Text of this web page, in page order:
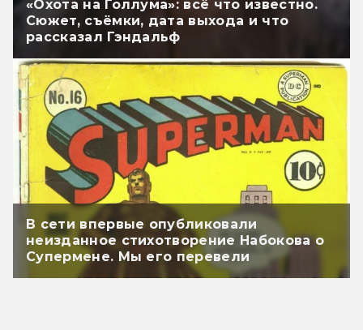
«Охота на Голлума»: всё что известно.
Сюжет, съёмки, дата выхода и что
рассказал Гэндальф
В сети впервые опубликовали
неизданное стихотворение Набокова о
Супермене. Мы его перевели